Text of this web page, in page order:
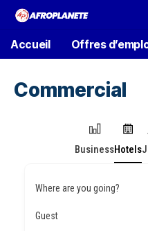
Accueil Offres
Commercial
BusinessHotels
Where are you going?
Guest